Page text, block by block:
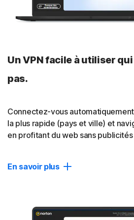
Un VPN facile à utiliser
pas.
Connectez-vous
la plus rapide (pays et ville) et
en profitant du web sans
En savoir plus
d'envoi presque 2 fois plus